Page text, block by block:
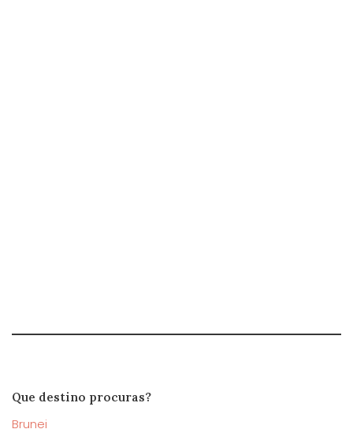
Que destino procuras?
Brunei